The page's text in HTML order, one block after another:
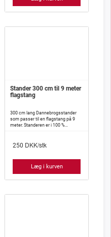
Stander 300 cm til 9 meter
flagstang
300 cm lang Dannebrogsstander
som passer til en flagstang på 9
meter. Standeren er i 100 %
vanskeligt slår knuder.
250 DKK/stk
Læg i kurven